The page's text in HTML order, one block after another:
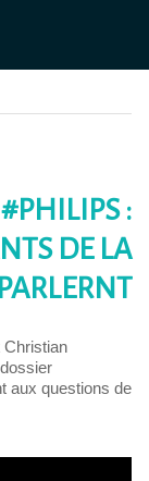
:
DE LA
aux questions de